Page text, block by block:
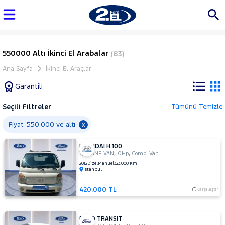
550000 Altı İkinci El Arabalar (83)
Ana Sayfa İkinci El Araçlar
Garantili
Tüm
Araçlar
AUDI
BMC
BMW
BYD
Seçili Filtreler Tümünü Temizle
Fiyat: 550.000 ve altı x
HYUNDAI H 100
2,5 PANELVAN , 0Hp,Combi Van
2012DizelManuel323.000 Km
İstanbul
420.000 TL Karşılaştır
FORD TRANSIT